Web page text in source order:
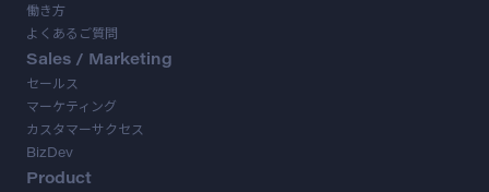
働き方
よくあるご質問
Sales / Marketing
セールス
マーケティング
カスタマーサクセス
BizDev
Product